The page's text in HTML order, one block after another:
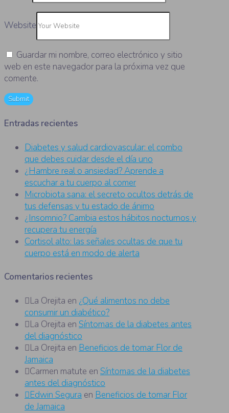
Website
Guardar mi nombre, correo electrónico y sitio
web en este navegador para la próxima vez que
comente.
Entradas recientes
Diabetes y salud cardiovascular: el combo
que debes cuidar desde el día uno
¿Hambre real o ansiedad? Aprende a
escuchar a tu cuerpo al comer
Microbiota sana: el secreto ocultos detrás de
tus defensas y tu estado de ánimo
¿Insomnio? Cambia estos hábitos nocturnos y
recupera tu energía
Cortisol alto: las señales ocultas de que tu
cuerpo está en modo de alerta
Comentarios recientes
La Orejita en ¿Qué alimentos no debe
consumir un diabético?
La Orejita en Síntomas de la diabetes antes
del diagnóstico
La Orejita en Beneficios de tomar Flor de
Jamaica
Carmen matute en Síntomas de la diabetes
antes del diagnóstico
Edwin Segura en Beneficios de tomar Flor
de Jamaica